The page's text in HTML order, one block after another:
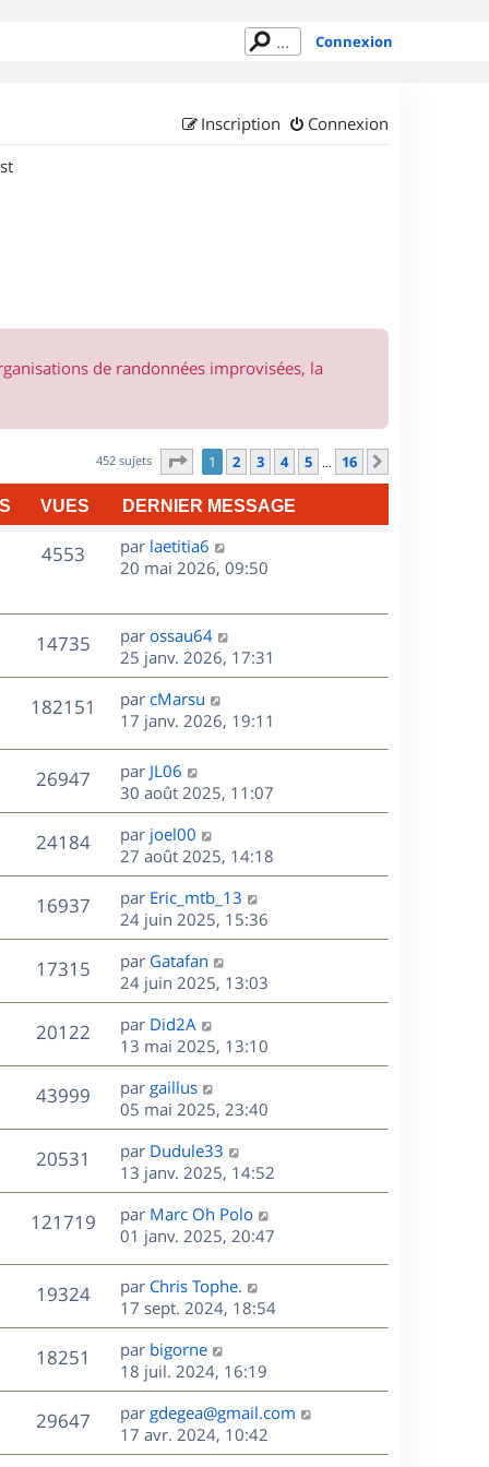
Connexion
Connexion
Inscription
de randonnées improvisées, la
452 sujets Page sur16
1 2 3 4 5 … 16
VUES DERNIER MESSAGE
4553V
e
s
D
e
n
i
e
r
m
e
s
a
g
e
par laetitia6
20 mai 2026, 09:50
14735V
u
e
D
e
r
n
i
e
r
m
e
s
s
a
g
e
par ossau64
25 janv. 2026, 17:31
182151
u
D
e
n
i
e
r
m
e
s
s
a
g
e
par cMarsu
17 janv. 2026, 19:11
26947V
u
s
D
e
r
n
i
e
r
m
e
s
s
a
g
e
par JL06
30 août 2025, 11:07
24184V
u
D
e
r
n
i
e
r
m
e
s
s
a
g
e
par joel00
27 août 2025, 14:18
16937V
u
s
D
e
r
n
i
e
r
m
e
s
s
a
g
e
par Eric_mtb_13
24 juin 2025, 15:36
17315V
u
e
s
D
e
r
n
i
e
r
m
e
s
s
a
g
e
par Gatafan
24 juin 2025, 13:03
20122V
u
D
e
r
n
i
e
r
m
e
s
s
a
g
e
par Did2A
13 mai 2025, 13:10
43999V
u
s
D
e
r
n
i
e
r
m
e
s
s
a
g
e
par gaillus
05 mai 2025, 23:40
20531
u
e
D
e
r
n
i
r
m
e
s
s
a
g
e
par Dudule33
13 janv. 2025, 14:52
121719V
u
D
e
i
e
r
m
e
s
s
a
par Marc Oh Polo
01 janv. 2025, 20:47
19324V
u
s
D
e
r
n
i
e
r
m
e
par Chris Tophe.
17 sept. 2024, 18:54
18251
u
D
e
r
n
i
e
par bigorne
18 juil. 2024, 16:19
29647V
u
D
e
r
par gdegea@gmail.com
17 avr. 2024, 10:42